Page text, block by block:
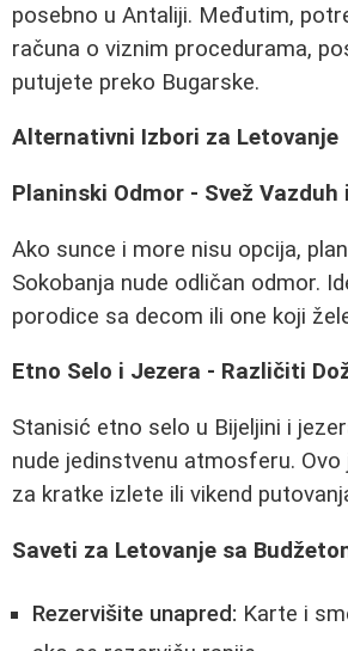
posebno u Antaliji. Međutim,
računa o viznim procedurama,
putujete preko Bugarske.
Alternativni Izbori za Letovanje
Planinski Odmor - Svež Vazduh
Ako sunce i more nisu opcija,
Sokobanja nude odličan odmor.
porodice sa decom ili one koji
Etno Selo i Jezera - Različiti
Stanisić etno selo u Bijeljini i
nude jedinstvenu atmosferu.
za kratke izlete ili vikend
Saveti za Letovanje sa
Rezervišite unapred: Karte i